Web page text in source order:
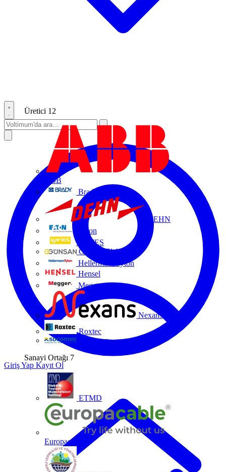
Üretici 12
ABB
Brady
DEHN
Eaton
ENTES
Günsan Elektrik
HellermannTyton
Hensel
Megger
Nexans
Roxtec
Socomec
Sanayi Ortağı 7
ETMD
Europacable
Giriş Yap Kayıt Ol